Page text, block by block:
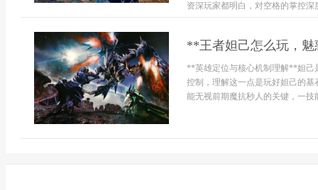
资深玩家都明白，对空格的掌控
**王者妲己怎么玩，
**英雄定位与核心机制理解**妲己
控制，理解这一点是玩好妲己的
能无视前期魔抗秒人的关键，一技